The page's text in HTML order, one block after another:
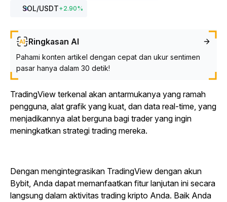
SOL/USDT+2.90%
Ringkasan AI
Pahami konten artikel dengan cepat dan ukur sentimen
pasar hanya dalam 30 detik!
TradingView terkenal akan antarmukanya yang ramah
pengguna, alat grafik yang kuat, dan data real-time, yang
menjadikannya alat berguna bagi trader yang ingin
meningkatkan strategi trading mereka.
Dengan mengintegrasikan TradingView dengan akun
Bybit, Anda dapat memanfaatkan fitur lanjutan ini secara
langsung dalam aktivitas trading kripto Anda. Baik Anda